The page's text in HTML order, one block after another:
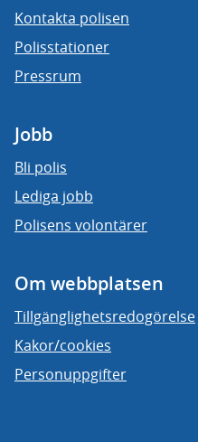
Kontakta polisen
Polisstationer
Pressrum
Jobb
Bli polis
Lediga jobb
Polisens volontärer
Om webbplatsen
Tillgänglighetsredogörelse
Kakor/cookies
Personuppgifter